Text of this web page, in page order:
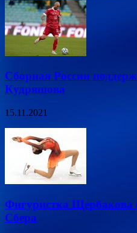
Сборная России
Кудряшова
15.11.2021
Фигуристка Щербакова
Сбера